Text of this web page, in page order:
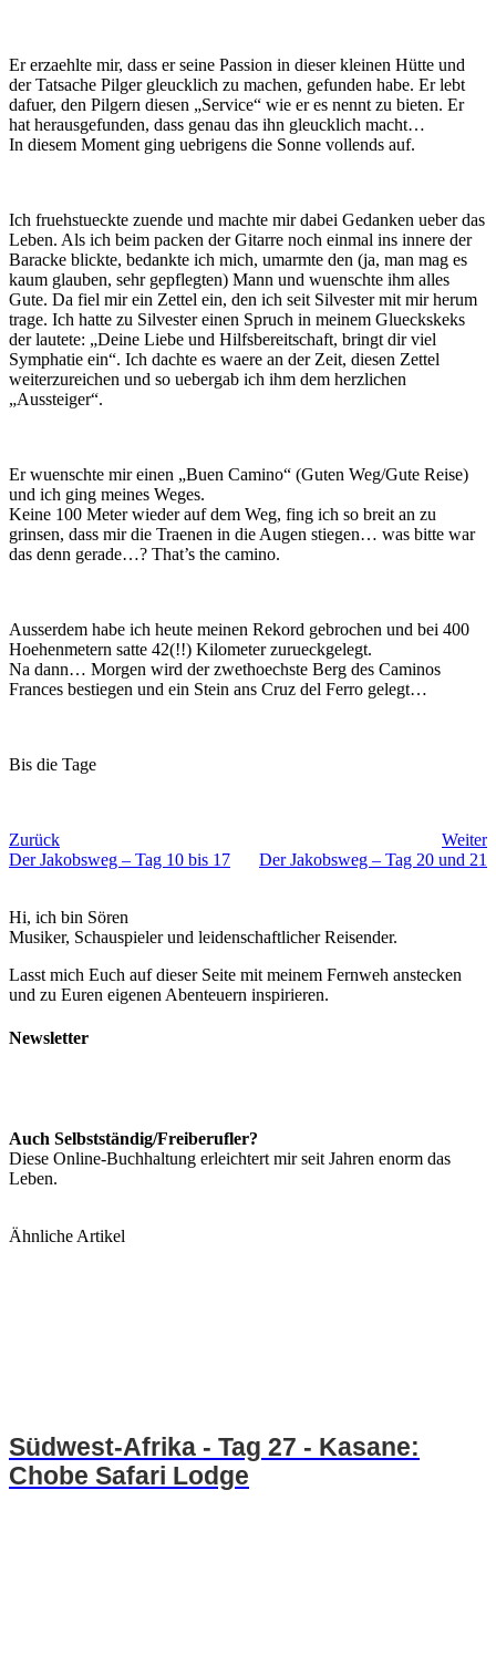
Er erzaehlte mir, dass er seine Passion in dieser kleinen Hütte und
der Tatsache Pilger gleucklich zu machen, gefunden habe. Er lebt
dafuer, den Pilgern diesen „Service“ wie er es nennt zu bieten. Er
hat herausgefunden, dass genau das ihn gleucklich macht…
In diesem Moment ging uebrigens die Sonne vollends auf.
Ich fruehstueckte zuende und machte mir dabei Gedanken ueber das
Leben. Als ich beim packen der Gitarre noch einmal ins innere der
Baracke blickte, bedankte ich mich, umarmte den (ja, man mag es
kaum glauben, sehr gepflegten) Mann und wuenschte ihm alles
Gute. Da fiel mir ein Zettel ein, den ich seit Silvester mit mir herum
trage. Ich hatte zu Silvester einen Spruch in meinem Glueckskeks
der lautete: „Deine Liebe und Hilfsbereitschaft, bringt dir viel
Symphatie ein“. Ich dachte es waere an der Zeit, diesen Zettel
weiterzureichen und so uebergab ich ihm dem herzlichen
„Aussteiger“.
Er wuenschte mir einen „Buen Camino“ (Guten Weg/Gute Reise)
und ich ging meines Weges.
Keine 100 Meter wieder auf dem Weg, fing ich so breit an zu
grinsen, dass mir die Traenen in die Augen stiegen… was bitte war
das denn gerade…? That’s the camino.
Ausserdem habe ich heute meinen Rekord gebrochen und bei 400
Hoehenmetern satte 42(!!) Kilometer zurueckgelegt.
Na dann… Morgen wird der zwethoechste Berg des Caminos
Frances bestiegen und ein Stein ans Cruz del Ferro gelegt…
Bis die Tage
Zurück
Der Jakobsweg – Tag 10 bis 17
Weiter
Der Jakobsweg – Tag 20 und 21
Hi, ich bin Sören
Musiker, Schauspieler und leidenschaftlicher Reisender.
Lasst mich Euch auf dieser Seite mit meinem Fernweh anstecken
und zu Euren eigenen Abenteuern inspirieren.
Newsletter
Auch Selbstständig/Freiberufler?
Diese Online-Buchhaltung erleichtert mir seit Jahren enorm das
Leben.
Ähnliche Artikel
Südwest-Afrika - Tag 27 - Kasane:
Chobe Safari Lodge